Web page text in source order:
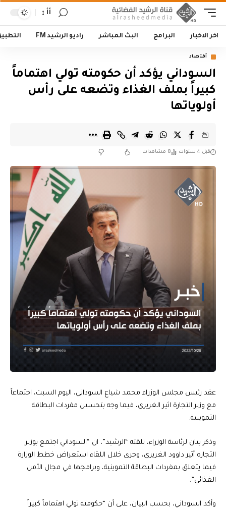
أأ
اخر الاخبار البرامج البث المباشر راديو الرشيد FM
أقتصاد
السوداني يؤكد أن حكومته تولي اهتماماً
كبيراً بملف الغذاء وتضعه على رأس
أولوياتها
قبل 4 سنوات 8 مشاهدات
عقد رئيس مجلس الوزراء محمد شياع السوداني، اليوم السبت، اجتماعاً
مع وزير التجارة اثير الغريري، فيما وجه بتحسين مفردات البطاقة
التموينية.
وذكر بيان لرئاسة الوزراء، تلقته “الرشيد”، ان “السوداني اجتمع بوزير
التجارة أثير داوود الغريري، وجرى خلال اللقاء استعراض خطط الوزارة
فيما يتعلق بمفردات البطاقة التموينية، وبرامجها في مجال الأمن
الغذائي”.
وأكد السوداني، بحسب البيان، على أن “حكومته تولي اهتماماً كبيراً